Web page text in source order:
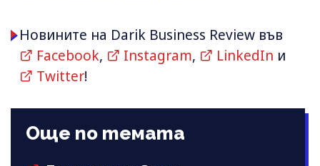
Новините на Darik Business Review във
Facebook, Instagram, LinkedIn и
Twitter!
Още по темата